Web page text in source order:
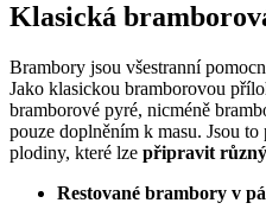
Klasická
Brambory jsou všestranní
Jako klasickou bramborovou
bramborové pyré, nicméně
pouze doplněním k masu. Jsou
plodiny, které lze připravit
Restované brambory v